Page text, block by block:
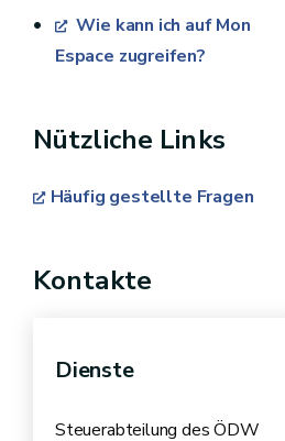
Wie kann ich auf Mon
Espace zugreifen?
Nützliche Links
Häufig gestellte Fragen
Kontakte
Dienste
Steuerabteilung des ÖDW